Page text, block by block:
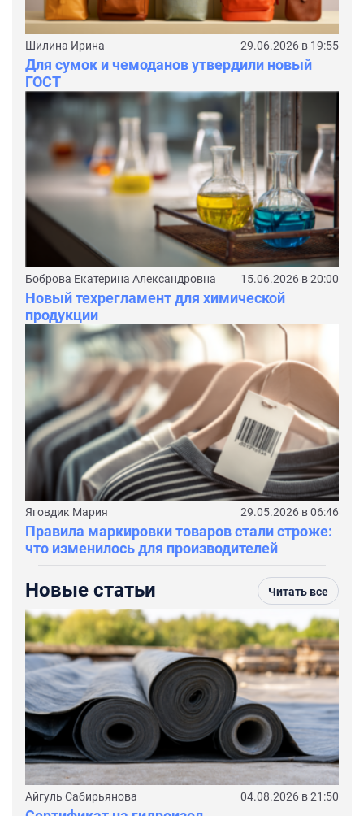
Шилина Ирина 29.06.2026 в 19:55
Для сумок и чемоданов утвердили новый
ГОСТ
Боброва Екатерина Александровна 15.06.2026 в 20:00
Новый техрегламент для химической
продукции
Яговдик Мария 29.05.2026 в 06:46
Правила маркировки товаров стали строже:
что изменилось для производителей
Новые статьи Читать все
Айгуль Сабирьянова 04.08.2026 в 21:50